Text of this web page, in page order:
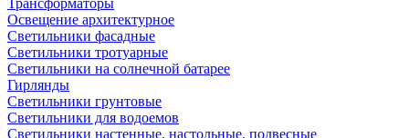
Трансформаторы
Освещение архитектурное
Светильники фасадные
Светильники тротуарные
Светильники на солнечной батарее
Гирлянды
Светильники грунтовые
Светильники для водоемов
Светильники настенные, настольные, подвесные